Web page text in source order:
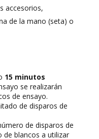
accesorios,
de la mano (seta) o
15 minutos
se realizarán
de ensayo.
de disparos de
de disparos de
de blancos a utilizar